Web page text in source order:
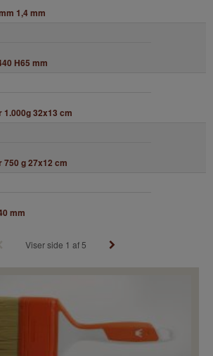
1,4 mm
H65 mm
32x13 cm
g 27x12 cm
mm
Viser side 1 af 5